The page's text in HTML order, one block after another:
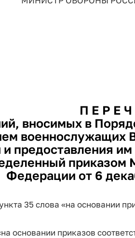
П Е Р Е
вносимых в
военнослужащих
предоставления
приказом
Федерации от 6
35 слова «на основании
основании приказов